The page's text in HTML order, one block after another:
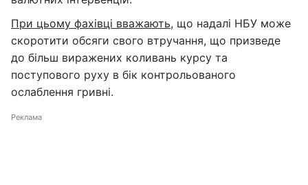
При цьому фахівці вважають, що надалі НБУ може
скоротити обсяги свого втручання, що призведе
до більш виражених коливань курсу та
поступового руху в бік контрольованого
ослаблення гривні.
Реклама